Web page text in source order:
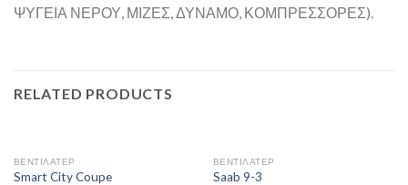
ΨΥΓΕΙΑ ΝΕΡΟΥ, ΜΙΖΕΣ, ΔΥΝΑΜΟ, ΚΟΜΠΡΕΣΣΟΡΕΣ).
RELATED PRODUCTS
ΒΕΝΤΙΛΑΤΕΡ
Smart City Coupe
ΒΕΝΤΙΛΑΤΕΡ
Saab 9-3